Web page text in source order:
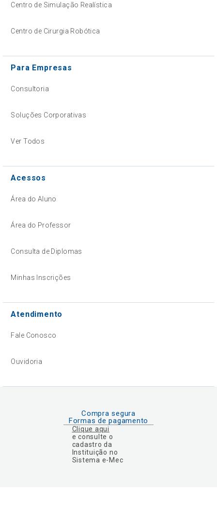
Centro de Simulação Realística
Centro de Cirurgia Robótica
Para Empresas
Consultoria
Soluções Corporativas
Ver Todos
Acessos
Área do Aluno
Área do Professor
Consulta de Diplomas
Minhas Inscrições
Atendimento
Fale Conosco
Ouvidoria
Compra segura
Formas de pagamento
Clique aqui
e consulte o
cadastro da
Instituição no
Sistema e-Mec